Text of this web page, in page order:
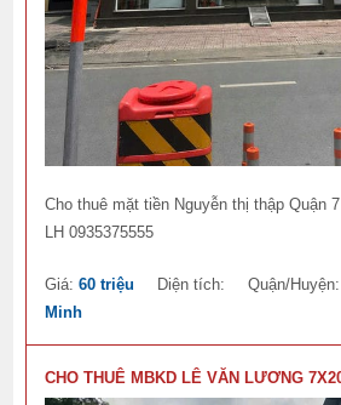
Cho thuê mặt tiền Nguyễn thị thập Quận
LH 0935375555
Giá:60 triệu Diện tích: Quận/
Minh
CHO THUÊ MBKD LÊ VĂN LƯƠNG